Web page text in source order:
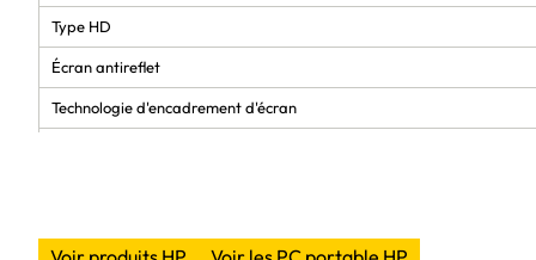
Type HD
Écran antireflet
Technologie d'encadrement d'écran